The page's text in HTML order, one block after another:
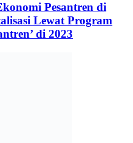
Pesantren di
Lewat Program
di 2023